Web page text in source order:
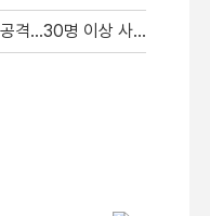
격…30명 이상 사망